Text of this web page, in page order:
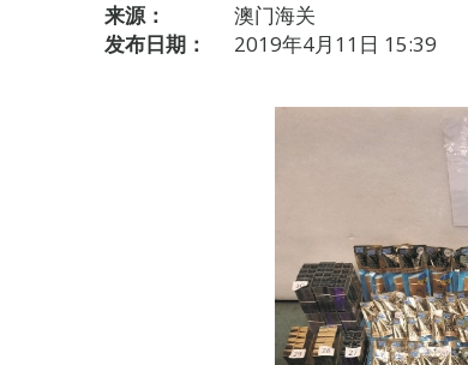
来源：
澳门海关
发布日期：
2019年4月11日 15:39